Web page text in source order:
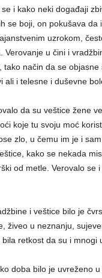
i kako neki događaji
se boji, on pokušava da
uzrokom,
Verovanje u čini i
tako način da se objasne
ali i telesne i duševne
da su veštice žene
koje tu svoju moć
zlo, u čemu im je i
kako se nekada
od metle. Verovalo se
i veštice bilo je
živeo u neznanju,
retkost da su i mnogi
doba bilo je uvreženo